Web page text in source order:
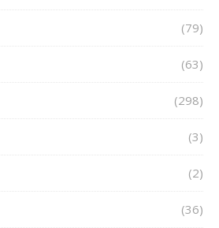
(79)
(63)
(298)
(3)
(2)
(36)